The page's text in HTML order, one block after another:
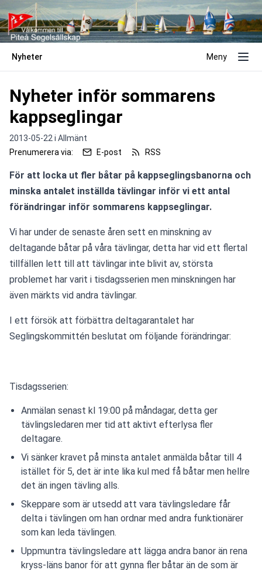
Nyheter Meny
Nyheter inför sommarens
kappseglingar
2013-05-22 i Allmänt
Prenumerera via:
E-post RSS
För att locka ut fler båtar på kappseglingsbanorna och
minska antalet inställda tävlingar inför vi ett antal
förändringar inför sommarens kappseglingar.
Vi har under de senaste åren sett en minskning av
deltagande båtar på våra tävlingar, detta har vid ett flertal
tillfällen lett till att tävlingar inte blivit av, största
problemet har varit i tisdagsserien men minskningen har
även märkts vid andra tävlingar.
I ett försök att förbättra deltagarantalet har
Seglingskommittén beslutat om följande förändringar:
Tisdagsserien:
Anmälan senast kl 19:00 på måndagar, detta ger
tävlingsledaren mer tid att aktivt efterlysa fler
deltagare.
Vi sänker kravet på minsta antalet anmälda båtar till 4
istället för 5, det är inte lika kul med få båtar men hellre
det än ingen tävling alls.
Skeppare som är utsedd att vara tävlingsledare får
delta i tävlingen om han ordnar med andra funktionärer
som kan leda tävlingen.
Uppmuntra tävlingsledare att lägga andra banor än rena
kryss-läns banor för att gynna fler båtar än de som är